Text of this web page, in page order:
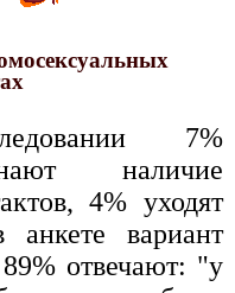
7%
наличие
4% уходят
вариант
отвечают: "у